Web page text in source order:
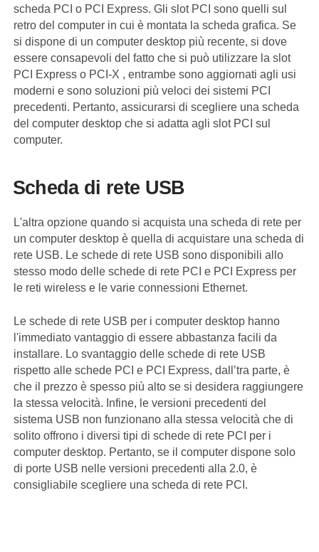
scheda PCI o PCI Express. Gli slot PCI sono quelli sul
retro del computer in cui è montata la scheda grafica. Se
si dispone di un computer desktop più recente, si dove
essere consapevoli del fatto che si può utilizzare la slot
PCI Express o PCI-X , entrambe sono aggiornati agli usi
moderni e sono soluzioni più veloci dei sistemi PCI
precedenti. Pertanto, assicurarsi di scegliere una scheda
del computer desktop che si adatta agli slot PCI sul
computer.
Scheda di rete USB
L'altra opzione quando si acquista una scheda di rete per
un computer desktop è quella di acquistare una scheda di
rete USB. Le schede di rete USB sono disponibili allo
stesso modo delle schede di rete PCI e PCI Express per
le reti wireless e le varie connessioni Ethernet.
Le schede di rete USB per i computer desktop hanno
l'immediato vantaggio di essere abbastanza facili da
installare. Lo svantaggio delle schede di rete USB
rispetto alle schede PCI e PCI Express, dall’tra parte, è
che il prezzo è spesso più alto se si desidera raggiungere
la stessa velocità. Infine, le versioni precedenti del
sistema USB non funzionano alla stessa velocità che di
solito offrono i diversi tipi di schede di rete PCI per i
computer desktop. Pertanto, se il computer dispone solo
di porte USB nelle versioni precedenti alla 2.0, è
consigliabile scegliere una scheda di rete PCI.